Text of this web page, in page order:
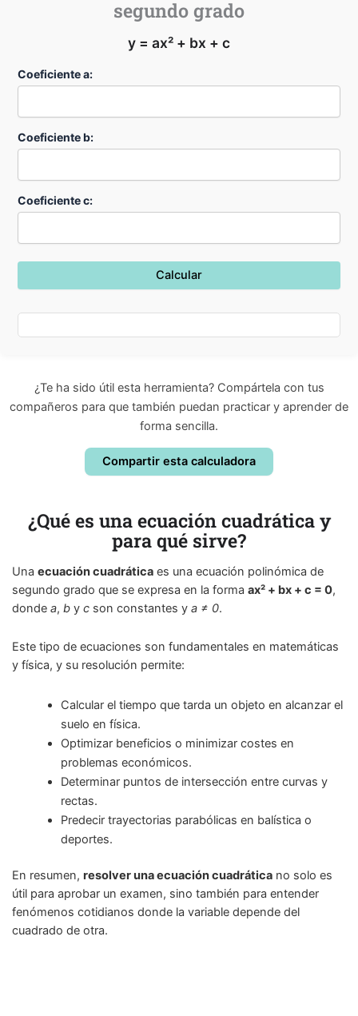
segundo grado
y = ax² + bx + c
Coeficiente a:
Coeficiente b:
Coeficiente c:
Calcular
¿Te ha sido útil esta herramienta? Compártela con tus
compañeros para que también puedan practicar y aprender de
forma sencilla.
Compartir esta calculadora
¿Qué es una ecuación cuadrática y
para qué sirve?
Una ecuación cuadráticaes una ecuación polinómica de
segundo grado que se expresa en la forma ax² + bx + c = 0,
donde a, by cson constantes y a ≠ 0.
Este tipo de ecuaciones son fundamentales en matemáticas
y física, y su resolución permite:
Calcular el tiempo que tarda un objeto en alcanzar el
suelo en física.
Optimizar beneficios o minimizar costes en
problemas económicos.
Determinar puntos de intersección entre curvas y
rectas.
Predecir trayectorias parabólicas en balística o
deportes.
En resumen, resolver una ecuación cuadráticano solo es
útil para aprobar un examen, sino también para entender
fenómenos cotidianos donde la variable depende del
cuadrado de otra.